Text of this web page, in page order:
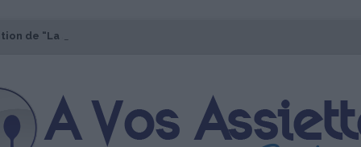
de “La Semaine des Chefs” du 19 au 24 octobre 2026